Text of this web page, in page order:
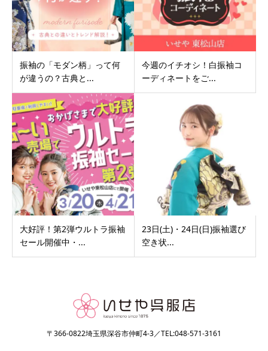
振袖の「モダン柄」って何
が違うの？古典と...
今週のイチオシ！白振袖コ
ーディネートをご...
大好評！第2弾ウルトラ振袖
セール開催中・...
23日(土)・24日(日)振袖選び
空き状...
〒366-0822埼玉県深谷市仲町4-3／TEL:048-571-3161